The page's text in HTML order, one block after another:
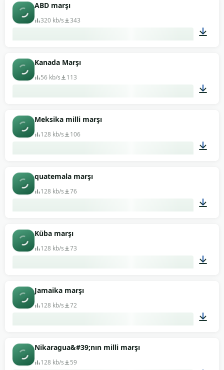
ABD marşı
320 kb/s 343
Kanada Marşı
56 kb/s 113
Meksika milli marşı
128 kb/s 106
quatemala marşı
128 kb/s 76
Küba marşı
128 kb/s 73
Jamaika marşı
128 kb/s 72
Nikaragua&#39;nın milli marşı
128 kb/s 59